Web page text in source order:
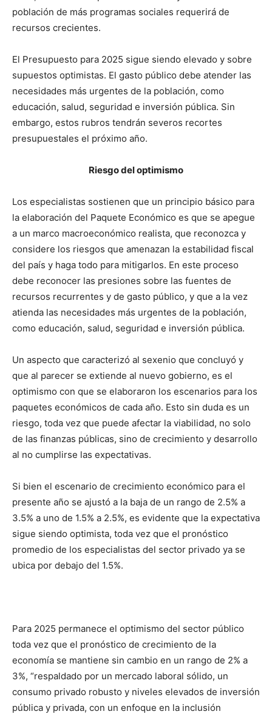
población de más programas sociales requerirá de
recursos crecientes.
El Presupuesto para 2025 sigue siendo elevado y sobre
supuestos optimistas. El gasto público debe atender las
necesidades más urgentes de la población, como
educación, salud, seguridad e inversión pública. Sin
embargo, estos rubros tendrán severos recortes
presupuestales el próximo año.
Riesgo del optimismo
Los especialistas sostienen que un principio básico para
la elaboración del Paquete Económico es que se apegue
a un marco macroeconómico realista, que reconozca y
considere los riesgos que amenazan la estabilidad fiscal
del país y haga todo para mitigarlos. En este proceso
debe reconocer las presiones sobre las fuentes de
recursos recurrentes y de gasto público, y que a la vez
atienda las necesidades más urgentes de la población,
como educación, salud, seguridad e inversión pública.
Un aspecto que caracterizó al sexenio que concluyó y
que al parecer se extiende al nuevo gobierno, es el
optimismo con que se elaboraron los escenarios para los
paquetes económicos de cada año. Esto sin duda es un
riesgo, toda vez que puede afectar la viabilidad, no solo
de las finanzas públicas, sino de crecimiento y desarrollo
al no cumplirse las expectativas.
Si bien el escenario de crecimiento económico para el
presente año se ajustó a la baja de un rango de 2.5% a
3.5% a uno de 1.5% a 2.5%, es evidente que la expectativa
sigue siendo optimista, toda vez que el pronóstico
promedio de los especialistas del sector privado ya se
ubica por debajo del 1.5%.
Para 2025 permanece el optimismo del sector público
toda vez que el pronóstico de crecimiento de la
economía se mantiene sin cambio en un rango de 2% a
3%, “respaldado por un mercado laboral sólido, un
consumo privado robusto y niveles elevados de inversión
pública y privada, con un enfoque en la inclusión